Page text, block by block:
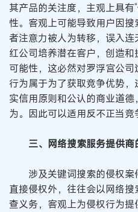
其产品的关注度，主观上具有
性。客观上可能导致用户因
者注意力被人为转移，误入
红公司培养潜在客户，创造
可能性，这必然对罗浮宫公
行为属于为了获取竞争优势
实信用原则和公认的商业道
为。因此可以适用反不正当竞
三、网络搜索服务提供商
涉及关键词搜索的侵权案
直接侵权外，往往会以网络
查义务，客观上为侵权行为